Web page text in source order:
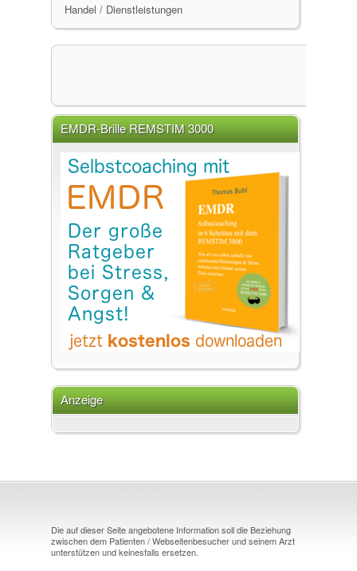
Handel / Dienstleistungen
EMDR-Brille REMSTIM 3000
Anzeige
Die auf dieser Seite angebotene Information soll die Beziehung
zwischen dem Patienten / Webseitenbesucher und seinem Arzt
unterstützen und keinesfalls ersetzen.